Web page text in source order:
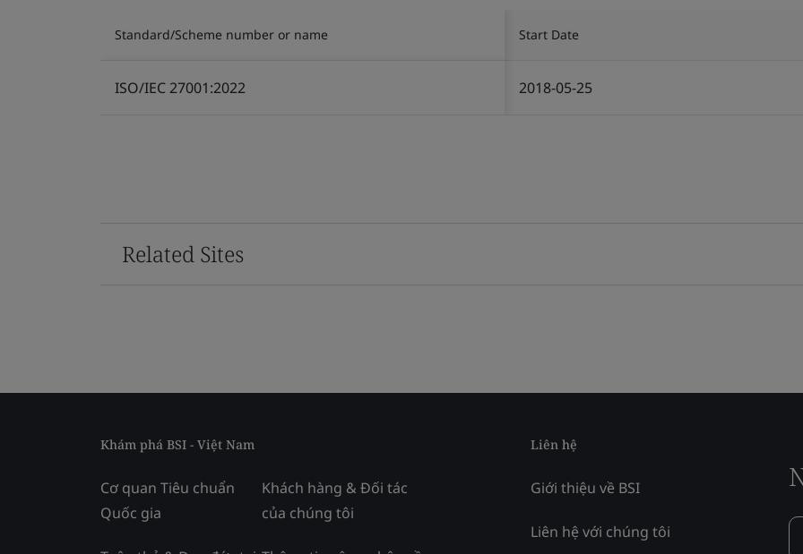
Standard/Scheme number or name Start Date
ISO/IEC 27001:2022 2018-05-25
Related Sites
Khám phá BSI - Việt Nam
Cơ quan Tiêu chuẩn
Quốc gia
Khách hàng & Đối tác
của chúng tôi
Liên hệ
Giới thiệu về BSI
Liên hệ với chúng tôi